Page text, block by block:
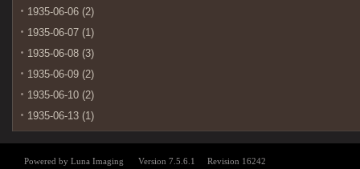
1935-06-06 (2)
1935-06-07 (1)
1935-06-08 (3)
1935-06-09 (2)
1935-06-10 (2)
1935-06-13 (1)